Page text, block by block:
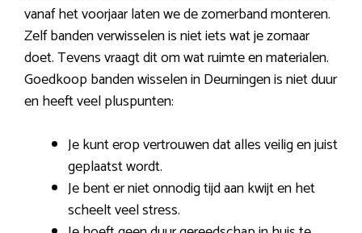
vanaf het voorjaar laten we de zomerband monteren.
Zelf banden verwisselen is niet iets wat je zomaar
doet. Tevens vraagt dit om wat ruimte en materialen.
Goedkoop banden wisselen in Deurningen is niet duur
en heeft veel pluspunten:
Je kunt erop vertrouwen dat alles veilig en juist
geplaatst wordt.
Je bent er niet onnodig tijd aan kwijt en het
scheelt veel stress.